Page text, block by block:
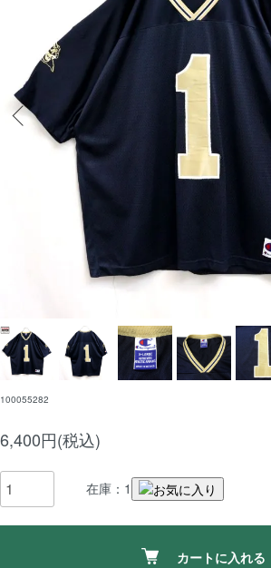
100055282
6,400円(税込)
在庫：1
カートに入れる